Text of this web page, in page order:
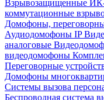
Взрывозащищенные
коммутационные
Домофоны,
Аудиодомофоны IP
аналоговые
видеодомофоны
Переговорные
Домофоны
Системы вызова
Беспроводная система